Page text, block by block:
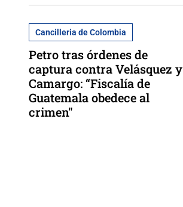
Cancilleria de Colombia
Petro tras órdenes de
captura contra Velásquez y
Camargo: “Fiscalía de
Guatemala obedece al
crimen"